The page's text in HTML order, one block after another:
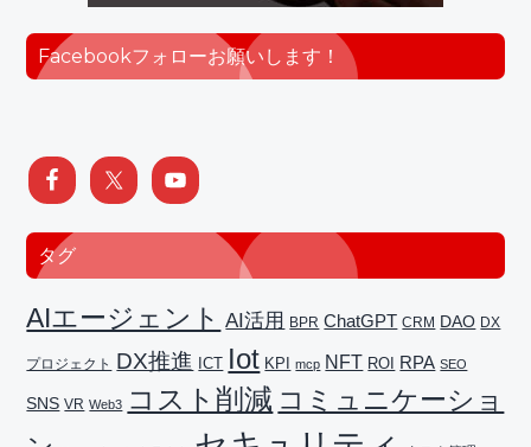
Facebookフォローお願いします！
タグ
AIエージェント AI活用 BPR ChatGPT CRM DAO DX
プロジェクト DX推進 ICT Iot KPI mcp NFT ROI RPA SEO
SNS VR Web3 コスト削減 コミュニケーショ